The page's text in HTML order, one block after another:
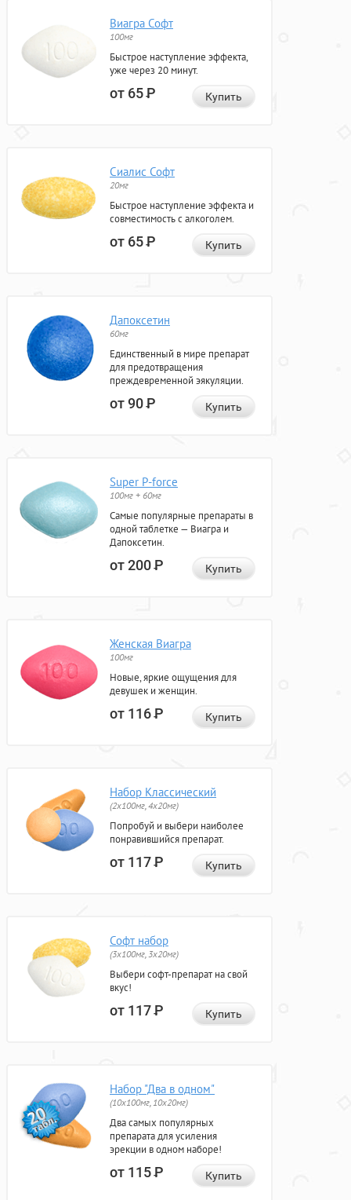
Виагра Софт
100мг
Быстрое наступление эффекта,
уже через 20 минут.
от 65Р Купить
Сиалис Софт
20мг
Быстрое наступление эффекта и
совместимость с алкоголем.
от 65Р Купить
Дапоксетин
60мг
Единственный в мире препарат
для предотвращения
преждевременной эякуляции.
от 90Р Купить
Super P-force
100мг + 60мг
Самые популярные препараты в
одной таблетке — Виагра и
Дапоксетин.
от 200Р Купить
Женская Виагра
100мг
Новые, яркие ощущения для
девушек и женщин.
от 116Р Купить
Набор Классический
(2x100мг, 4x20мг)
Попробуй и выбери наиболее
понравившийся препарат.
от 117Р Купить
Софт набор
(3x100мг, 3x20мг)
Выбери софт-препарат на свой
вкус!
от 117Р Купить
Набор "Два в одном"
(10x100мг, 10x20мг)
Два самых популярных
препарата для усиления
эрекции в одном наборе!
от 115Р Купить